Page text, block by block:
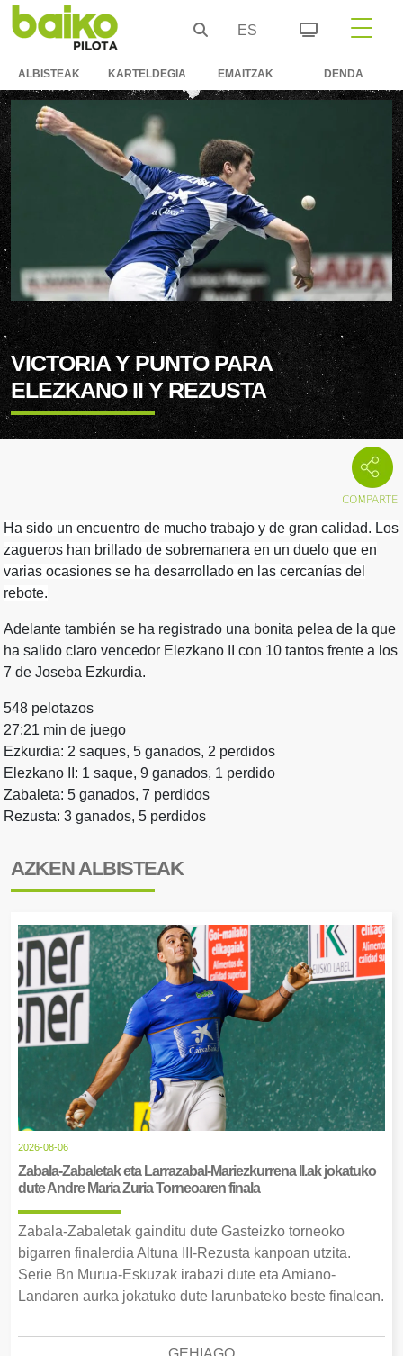
ES
ALBISTEAK KARTELDEGIA EMAITZAK DENDA
VICTORIA Y PUNTO PARA
ELEZKANO II Y REZUSTA
Ha sido un encuentro de mucho trabajo y de gran calidad. Los
zagueros han brillado de sobremanera en un duelo que en
varias ocasiones se ha desarrollado en las cercanías del
rebote.
Adelante también se ha registrado una bonita pelea de la que
ha salido claro vencedor Elezkano II con 10 tantos frente a los
7 de Joseba Ezkurdia.
548 pelotazos
27:21 min de juego
Ezkurdia: 2 saques, 5 ganados, 2 perdidos
Elezkano II: 1 saque, 9 ganados, 1 perdido
Zabaleta: 5 ganados, 7 perdidos
Rezusta: 3 ganados, 5 perdidos
AZKEN ALBISTEAK
2026-08-06
Zabala-Zabaletak eta Larrazabal-Mariezkurrena II.ak jokatuko
dute Andre Maria Zuria Torneoaren finala
Zabala-Zabaletak gainditu dute Gasteizko torneoko
bigarren finalerdia Altuna III-Rezusta kanpoan utzita.
Serie Bn Murua-Eskuzak irabazi dute eta Amiano-
Landaren aurka jokatuko dute larunbateko beste finalean.